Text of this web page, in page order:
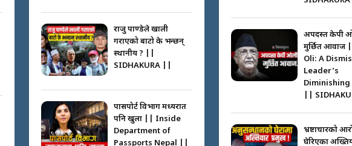
राजु पाण्डेले खाली
गराएको बाटो के भन्छन्
स्थानीय ? ||
SIDHAKURA ||
पासपोर्ट विभाग मध्यरात
पनि खुला || Inside
Department of
Passports Nepal ||
अपदस्त केपी
मुर्छित आवाज
Oli: A
Leader’s
Diminishing
||
भ्रष्टाचारको
घेरिएका